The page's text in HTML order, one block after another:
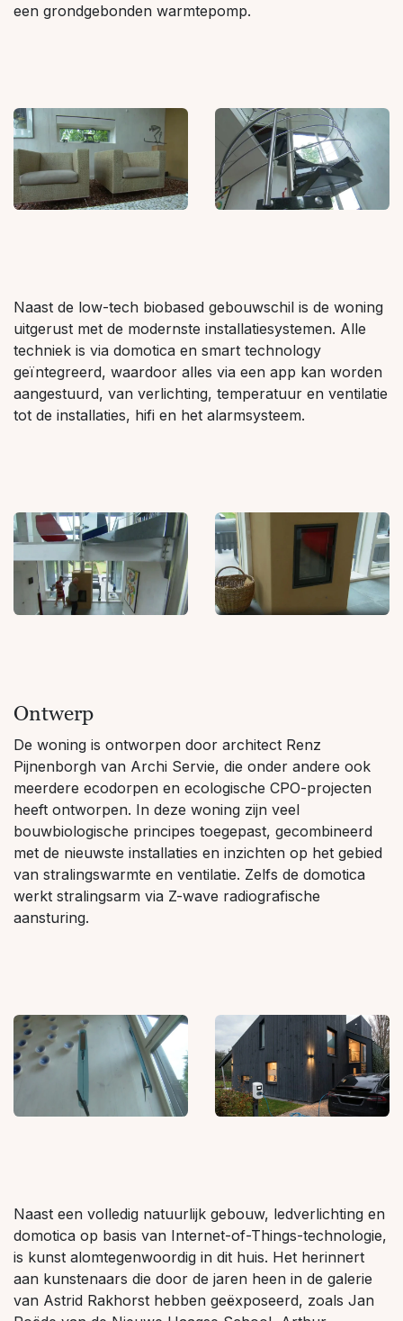
een grondgebonden warmtepomp.
Naast de low-tech biobased gebouwschil is de woning
uitgerust met de modernste installatiesystemen. Alle
techniek is via domotica en smart technology
geïntegreerd, waardoor alles via een app kan worden
aangestuurd, van verlichting, temperatuur en ventilatie
tot de installaties, hifi en het alarmsysteem.
Ontwerp
De woning is ontworpen door architect Renz
Pijnenborgh van Archi Servie, die onder andere ook
meerdere ecodorpen en ecologische CPO-projecten
heeft ontworpen. In deze woning zijn veel
bouwbiologische principes toegepast, gecombineerd
met de nieuwste installaties en inzichten op het gebied
van stralingswarmte en ventilatie. Zelfs de domotica
werkt stralingsarm via Z-wave radiografische
aansturing.
Naast een volledig natuurlijk gebouw, ledverlichting en
domotica op basis van Internet-of-Things-technologie,
is kunst alomtegenwoordig in dit huis. Het herinnert
aan kunstenaars die door de jaren heen in de galerie
van Astrid Rakhorst hebben geëxposeerd, zoals Jan